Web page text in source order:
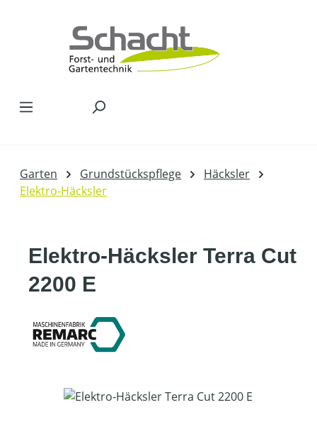
Garten Grundstückspflege
Häcksler
Elektro-Häcksler
Elektro-Häcksler Terra Cut
2200 E
Bildergalerie überspringen